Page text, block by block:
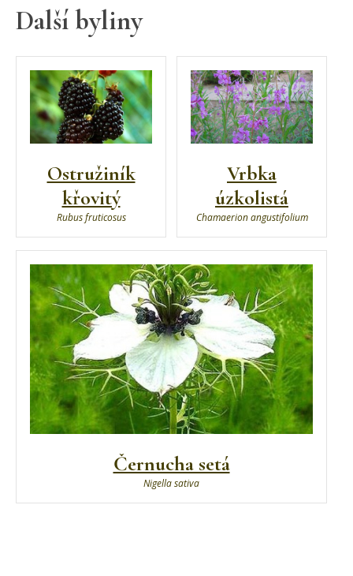
Další byliny
Ostružiník
křovitý
Rubus fruticosus
Vrbka
úzkolistá
Chamaerion angustifolium
Černucha setá
Nigella sativa